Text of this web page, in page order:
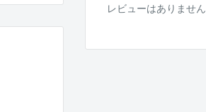
レビューはありません